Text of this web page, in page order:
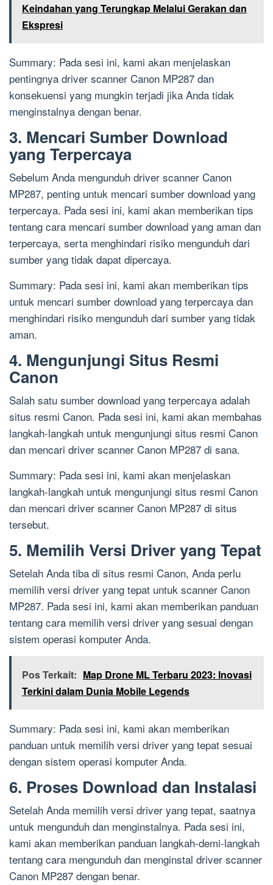
Keindahan yang Terungkap Melalui Gerakan dan
Ekspresi
Summary: Pada sesi ini, kami akan menjelaskan
pentingnya driver scanner Canon MP287 dan
konsekuensi yang mungkin terjadi jika Anda tidak
menginstalnya dengan benar.
3. Mencari Sumber Download
yang Terpercaya
Sebelum Anda mengunduh driver scanner Canon
MP287, penting untuk mencari sumber download yang
terpercaya. Pada sesi ini, kami akan memberikan tips
tentang cara mencari sumber download yang aman dan
terpercaya, serta menghindari risiko mengunduh dari
sumber yang tidak dapat dipercaya.
Summary: Pada sesi ini, kami akan memberikan tips
untuk mencari sumber download yang terpercaya dan
menghindari risiko mengunduh dari sumber yang tidak
aman.
4. Mengunjungi Situs Resmi
Canon
Salah satu sumber download yang terpercaya adalah
situs resmi Canon. Pada sesi ini, kami akan membahas
langkah-langkah untuk mengunjungi situs resmi Canon
dan mencari driver scanner Canon MP287 di sana.
Summary: Pada sesi ini, kami akan menjelaskan
langkah-langkah untuk mengunjungi situs resmi Canon
dan mencari driver scanner Canon MP287 di situs
tersebut.
5. Memilih Versi Driver yang Tepat
Setelah Anda tiba di situs resmi Canon, Anda perlu
memilih versi driver yang tepat untuk scanner Canon
MP287. Pada sesi ini, kami akan memberikan panduan
tentang cara memilih versi driver yang sesuai dengan
sistem operasi komputer Anda.
Pos Terkait: Map Drone ML Terbaru 2023: Inovasi
Terkini dalam Dunia Mobile Legends
Summary: Pada sesi ini, kami akan memberikan
panduan untuk memilih versi driver yang tepat sesuai
dengan sistem operasi komputer Anda.
6. Proses Download dan Instalasi
Setelah Anda memilih versi driver yang tepat, saatnya
untuk mengunduh dan menginstalnya. Pada sesi ini,
kami akan memberikan panduan langkah-demi-langkah
tentang cara mengunduh dan menginstal driver scanner
Canon MP287 dengan benar.